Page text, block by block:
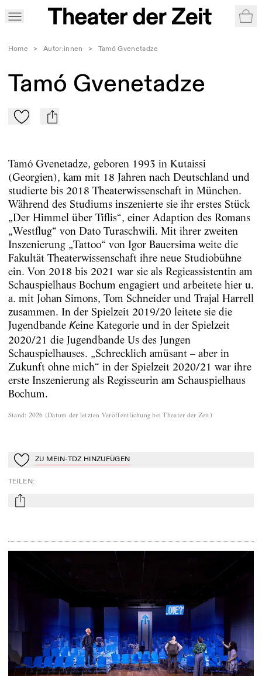
Home > Autor:innen > Tamó Gvenetadze
Tamó Gvenetadze
Zu Mein-TdZ hinzufügen
mail
Tamó Gvenetadze, geboren 1993 in Kutaissi
(Georgien), kam mit 18 Jahren nach Deutschland und
studierte bis 2018 Theaterwissenschaft in München.
Während des Studiums inszenierte sie ihr erstes Stück
„Der Himmel über Tiflis“, einer Adaption des Romans
„Westflug“ von Dato Turaschwili. Mit ihrer zweiten
Inszenierung „Tattoo“ von Igor Bauersima weite die
Fakultät Theaterwissenschaft ihre neue Studiobühne
ein. Von 2018 bis 2021 war sie als Regieassistentin am
Schauspielhaus Bochum engagiert und arbeitete hier u.
a. mit Johan Simons, Tom Schneider und Trajal Harrell
zusammen. In der Spielzeit 2019/20 leitete sie die
Jugendbande Keine Kategorie und in der Spielzeit
2020/21 die Jugendbande Us des Jungen
Schauspielhauses. „Schrecklich amüsant – aber in
Zukunft ohne mich“ in der Spielzeit 2020/21 war ihre
erste Inszenierung als Regisseurin am Schauspielhaus
Bochum.
Stand: 2026 (Datum der letzten Veröffentlichung bei Theater der Zeit )
Zu Mein-TdZ hinzufügen
ZU MEIN-TDZ HINZUFÜGEN
TEILEN:
mail